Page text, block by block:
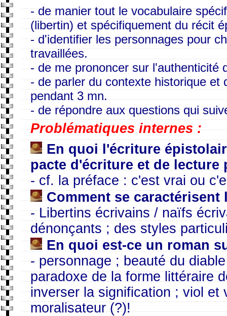
- de manier tout le vocabulaire
(libertin) et spécifiquement du récit
- d'identifier les personnages pour
travaillées.
- de me prononcer sur l'authenticité
- de parler du contexte historique et
pendant 3 mn.
- de répondre aux questions qui
Problématiques internes :
En quoi l'écriture
pacte d'écriture et de lecture
- cf. la préface : c'est vrai ou
Comment se caractérisent
- Libertins écrivains / naïfs
dénonçants ; des styles
En quoi est-ce un roman
- personnage ; beauté du
paradoxe de la forme littéraire
inverser la signification ; viol et
moralisateur (?)!